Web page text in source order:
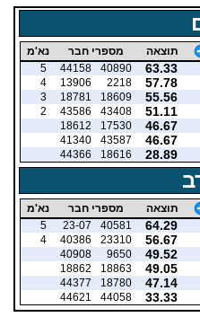
תוצאה מספרי חבר נא'מ
63.33
40890
44158
5
57.78
2218
13906
4
55.56
18609
18781
3
51.11
43408
43586
2
46.67
17530
18612
46.67
43587
41340
28.89
18616
44366
תוצאה מספרי חבר נא'מ
64.29
40581
23-07
5
56.67
23310
40386
4
49.52
9650
40908
49.05
18863
18862
47.14
18780
44377
33.33
44058
44621